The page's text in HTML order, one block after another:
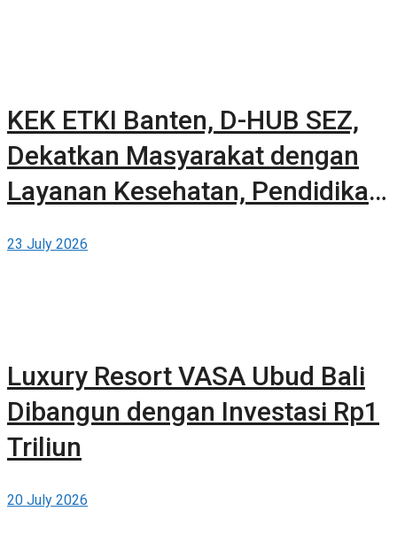
KEK ETKI Banten, D-HUB SEZ,
Dekatkan Masyarakat dengan
Layanan Kesehatan, Pendidikan,
BSD City
23 July 2026
Luxury Resort VASA Ubud Bali
Dibangun dengan Investasi Rp1
Triliun
20 July 2026